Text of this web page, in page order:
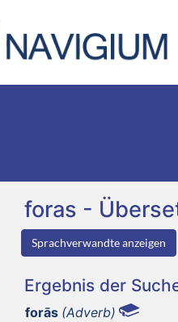
foras -
Sprachverwandte anzeigen
Ergebnis der
forās (Adverb)